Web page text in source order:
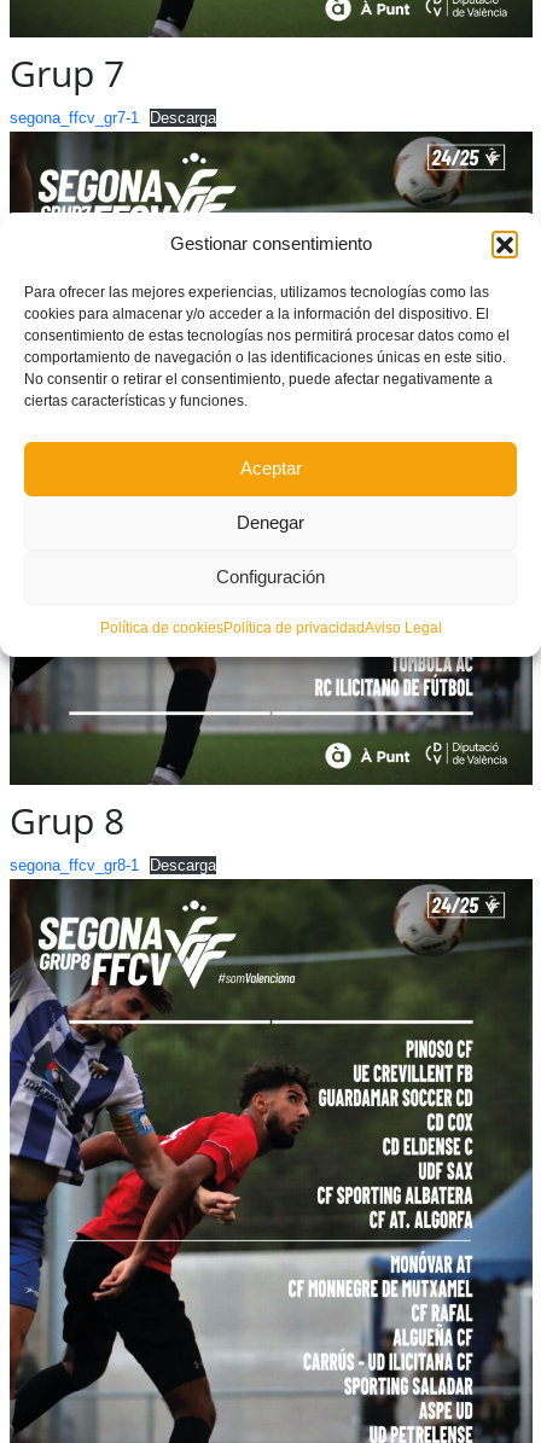
Gestionar consentimiento
Para ofrecer las mejores experiencias, utilizamos tecnologías como las
cookies para almacenar y/o acceder a la información del dispositivo. El
consentimiento de estas tecnologías nos permitirá procesar datos como el
comportamiento de navegación o las identificaciones únicas en este sitio.
No consentir o retirar el consentimiento, puede afectar negativamente a
ciertas características y funciones.
Aceptar
Denegar
Configuración
Política de cookiesPolítica de privacidadAviso Legal
Grup 7
segona_ffcv_gr7-1 Descarga
Grup 8
segona_ffcv_gr8-1 Descarga